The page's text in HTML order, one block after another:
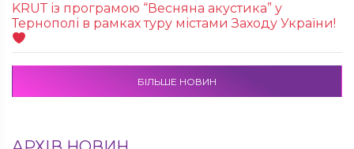
KRUТ із програмою “Весняна акустика” у
Тернополі в рамках туру містами Заходу України!
БІЛЬШЕ НОВИН